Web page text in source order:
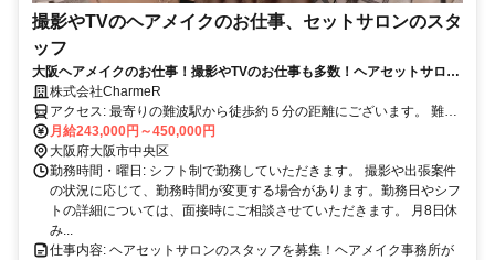
撮影やTVのヘアメイクのお仕事、セットサロンのスタ
ッフ
大阪ヘアメイクのお仕事！撮影やTVのお仕事も多数！ヘアセットサロン
スタッフ募集！ヘアメイクアーティストのお仕事
株式会社CharmeR
アクセス: 最寄りの難波駅から徒歩約５分の距離にございます。 難波
駅、心斎橋駅、四ツ橋駅、JR難波駅 公共交通機関をご利用の場合
は、JR,地下鉄も便利です。通勤に関してご不明な点がございました
ら、お気軽にお問い合わせください。
月給243,000円～450,000円
大阪府大阪市中央区
勤務時間・曜日: シフト制で勤務していただきます。 撮影や出張案件
の状況に応じて、勤務時間が変更する場合があります。勤務日やシフ
トの詳細については、面接時にご相談させていただきます。 月8日休
み...
仕事内容: ヘアセットサロンのスタッフを募集！ヘアメイク事務所が